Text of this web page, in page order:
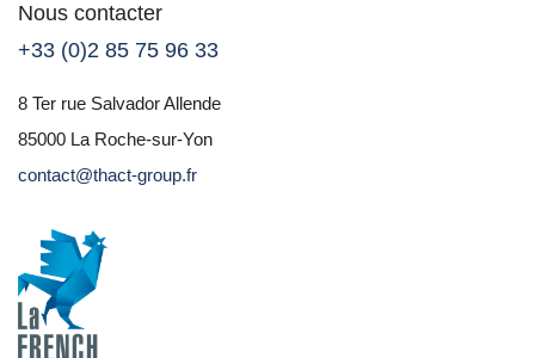
Nous contacter
+33 (0)2 85 75 96 33
8 Ter rue Salvador Allende
85000 La Roche-sur-Yon
contact@thact-group.fr